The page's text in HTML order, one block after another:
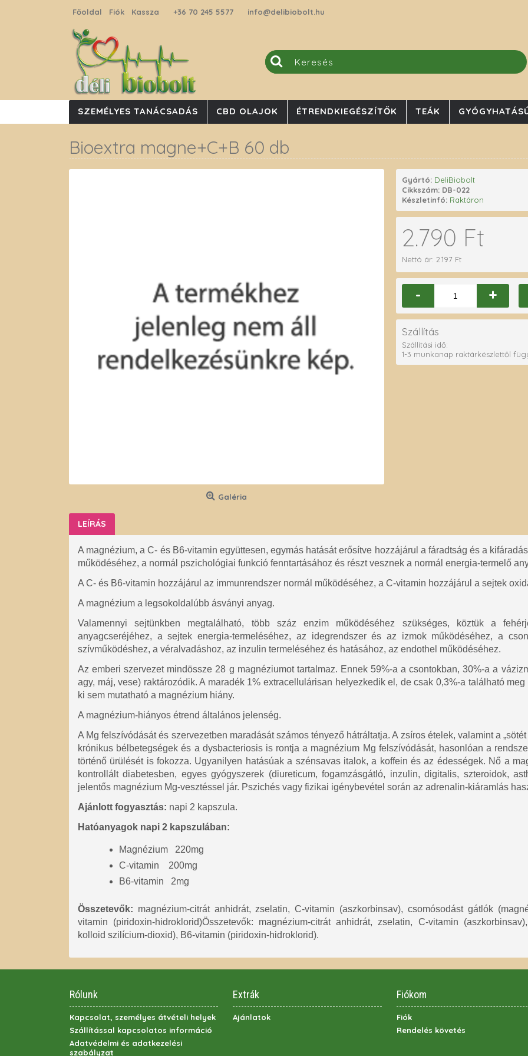
Főoldal Fiók Kassza +36 70 245 5577 info@delibiobolt.hu
SZEMÉLYES TANÁCSADÁS CBD OLAJOK ÉTRENDKIEGÉSZÍTŐK TEÁK
Bioextra magne+C+B 60 db
Galéria
Gyártó: DeliBiobolt
Cikkszám: DB-022
Készletinfó: Raktáron
2.790 Ft
Nettó ár: 2.197 Ft
- +
Szállítás
Szállítási idő:
1-3 munkanap raktárkészlettől
LEÍRÁS
A magnézium, a C- és B6-vitamin együttesen, egymás hatását erősítve hozzájárul a fáradtság és a
működéséhez, a normál pszichológiai funkció fenntartásához és részt vesznek a normál energia-termelő
A C- és B6-vitamin hozzájárul az immunrendszer normál működéséhez, a C-vitamin hozzájárul a sejtek
A magnézium a legsokoldalúbb ásványi anyag.
Valamennyi sejtünkben megtalálható, több száz enzim működéséhez szükséges, köztük a
anyagcseréjéhez, a sejtek energia-termeléséhez, az idegrendszer és az izmok működéséhez, a
szívműködéshez, a véralvadáshoz, az inzulin termeléséhez és hatásához, az endothel működéséhez.
Az emberi szervezet mindössze 28 g magnéziumot tartalmaz. Ennek 59%-a a csontokban, 30%-a a
agy, máj, vese) raktározódik. A maradék 1% extracellulárisan helyezkedik el, de csak 0,3%-a található
ki sem mutatható a magnézium hiány.
A magnézium-hiányos étrend általános jelenség.
A Mg felszívódását és szervezetben maradását számos tényező hátráltatja. A zsíros ételek, valamint a
krónikus bélbetegségek és a dysbacteriosis is rontja a magnézium Mg felszívódását, hasonlóan a
történő ürülését is fokozza. Ugyanilyen hatásúak a szénsavas italok, a koffein és az édességek. Nő a
kontrollált diabetesben, egyes gyógyszerek (diureticum, fogamzásgátló, inzulin, digitalis, szteroidok,
jelentős magnézium Mg-vesztéssel jár. Pszichés vagy fizikai igénybevétel során az adrenalin-kiáramlás
Ajánlott fogyasztás: napi 2 kapszula.
Hatóanyagok napi 2 kapszulában:
Magnézium 220mg
C-vitamin 200mg
B6-vitamin 2mg
Összetevők: magnézium-citrát anhidrát, zselatin, C-vitamin (aszkorbinsav), csomósodást gátlók
vitamin (piridoxin-hidroklorid)Összetevők: magnézium-citrát anhidrát, zselatin, C-vitamin
kolloid szilícium-dioxid), B6-vitamin (piridoxin-hidroklorid).
Rólunk
Kapcsolat, személyes átvételi helyek
Szállítással kapcsolatos információ
Adatvédelmi és adatkezelési
szabályzat
Extrák
Ajánlatok
Fiókom
Fiók
Rendelés követés